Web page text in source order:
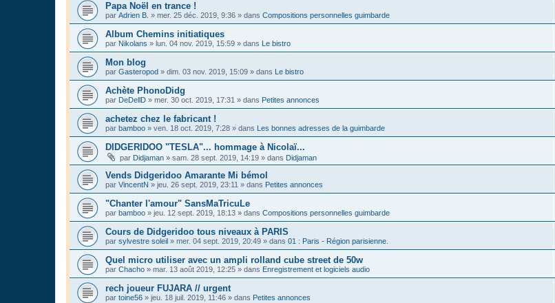
Papa Noël en trance !
par Adrien B. » mer. 25 déc. 2019, 9:36 » dans Compositions personnelles guimbarde
Album Chemins initiatiques
par Nikolans » lun. 04 nov. 2019, 15:59 » dans Le bistro
Mon blog
par Gasteropod » dim. 03 nov. 2019, 15:09 » dans Le bistro
Achète PhonoDidg
par DeDellD » mer. 30 oct. 2019, 17:31 » dans Petites annonces
achetez chez le fabricant !
par bamboo » ven. 18 oct. 2019, 7:28 » dans Les bonnes adresses de la guimbarde
DIDGERIDOO "TESLA"... hommage à Nicolaï...
par Didjaman » sam. 28 sept. 2019, 14:19 » dans Didjaman
Vends Didgeridoo Amarante Mi bémol
par VincentN » jeu. 26 sept. 2019, 23:11 » dans Petites annonces
"Chanter l'amour" SansMaTricuLe
par bamboo » jeu. 12 sept. 2019, 18:13 » dans Compositions personnelles guimbarde
Cours de Didgeridoo tous niveaux à PARIS
par sylvestre soleil » mer. 04 sept. 2019, 20:49 » dans 01 : Paris - Région parisienne.
Quel micro utiliser avec un ampli rolland cube street de 50w
par Chacho » mar. 13 août 2019, 12:25 » dans Enregistrement et logiciels audio
rech joueur FUJARA // urgent
par toine56 » jeu. 18 juil. 2019, 11:46 » dans Petites annonces